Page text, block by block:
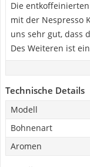
Die
mit der Nespresso
uns sehr gut, dass
Des Weiteren ist
Technische Details
Modell
Bohnenart
Aromen